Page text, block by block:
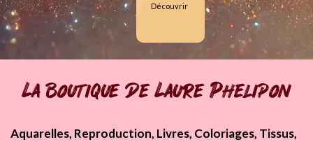
Découvrir
La boutique de Laure Phelipon
Aquarelles, Reproduction, Livres, Coloriages, Tissus,